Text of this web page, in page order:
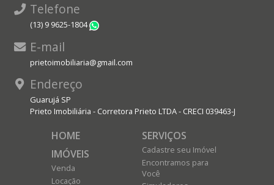
Telefone
(13) 9 9625-1804
E-mail
prietoimobiliaria@gmail.com
Endereço
Guarujá SP
Prieto Imobiliária - Corretora Prieto LTDA - CRECI 039463-J
HOME
IMÓVEIS
Venda
Locação
SERVIÇOS
Cadastre seu Imóvel
Encontramos para
Você